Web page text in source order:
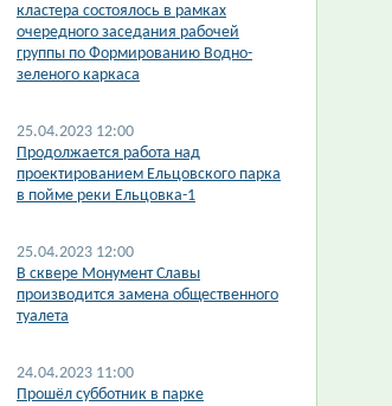
кластера состоялось в рамках
очередного заседания рабочей
группы по Формированию Водно-
зеленого каркаса
25.04.2023 12:00
Продолжается работа над
проектированием Ельцовского парка
в пойме реки Ельцовка-1
25.04.2023 12:00
В сквере Монумент Славы
производится замена общественного
туалета
24.04.2023 11:00
Прошёл субботник в парке